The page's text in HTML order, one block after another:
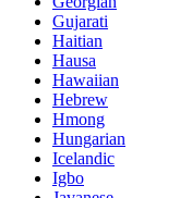
Gujarati
Haitian
Hausa
Hawaiian
Hebrew
Hmong
Hungarian
Icelandic
Igbo